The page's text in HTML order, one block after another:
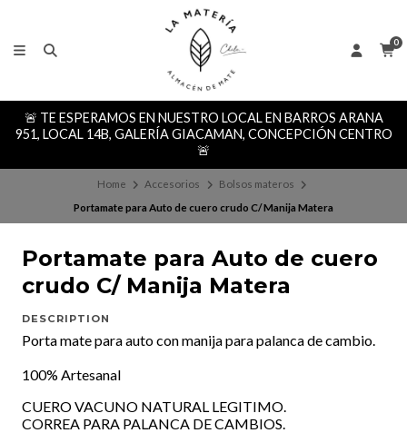
0
🚨 TE ESPERAMOS EN NUESTRO LOCAL EN BARROS ARANA
951, LOCAL 14B, GALERÍA GIACAMAN, CONCEPCIÓN CENTRO
🚨
Home Accesorios
Bolsos materos
Portamate para Auto de cuero crudo C/ Manija Matera
Portamate para Auto de cuero
crudo C/ Manija Matera
DESCRIPTION
Porta mate para auto con manija para palanca de cambio.
100% Artesanal
CUERO VACUNO NATURAL LEGITIMO.
CORREA PARA PALANCA DE CAMBIOS.